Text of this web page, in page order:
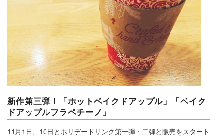
新作第三弾！「ホットベイクドアップル」「ベイク
ドアップルフラペチーノ」
11月1日、10日とホリデードリンク第一弾・二弾と販売をスタート